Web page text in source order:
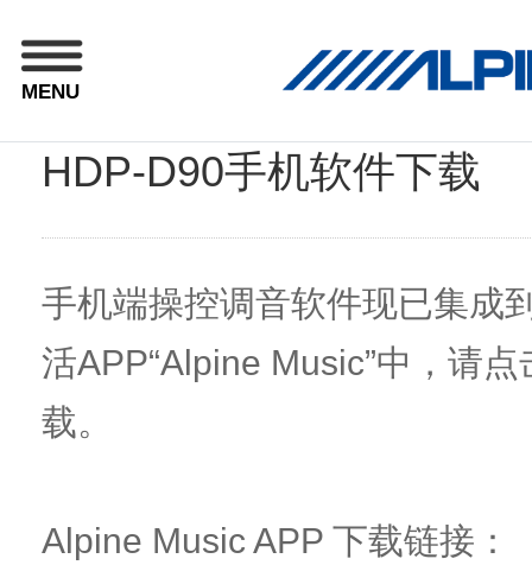
MENU
HDP-D90手机软件下载
手机端操控调音软件现已集成
活APP“Alpine Music”中，请
载。
Alpine Music APP 下载链接：